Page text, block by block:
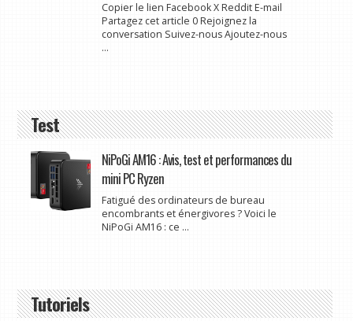
Copier le lien Facebook X Reddit E-mail
Partagez cet article 0 Rejoignez la
conversation Suivez-nous Ajoutez-nous
...
Test
NiPoGi AM16 : Avis, test et performances du
mini PC Ryzen
Fatigué des ordinateurs de bureau
encombrants et énergivores ? Voici le
NiPoGi AM16 : ce ...
Tutoriels